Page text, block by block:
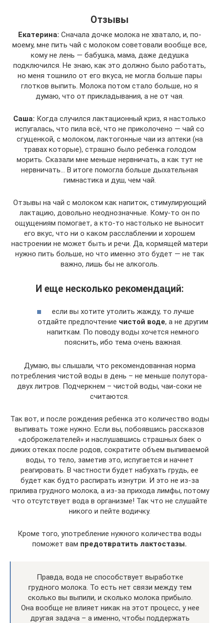
Отзывы
Екатерина: Сначала дочке молока не хватало, и, по-
моему, мне пить чай с молоком советовали вообще все,
кому не лень — бабушка, мама, даже дедушка
подключился. Не знаю, как это должно было работать,
но меня тошнило от его вкуса, не могла больше пары
глотков выпить. Молока потом стало больше, но я
думаю, что от прикладывания, а не от чая.
Саша: Когда случился лактационный криз, я настолько
испугалась, что пила всё, что не приколочено — чай со
сгущенкой, с молоком, лактогонные чаи из аптеки (на
травах которые), страшно было ребенка голодом
морить. Сказали мне меньше нервничать, а как тут не
нервничать… В итоге помогла больше дыхательная
гимнастика и душ, чем чай.
Отзывы на чай с молоком как напиток, стимулирующий
лактацию, довольно неоднозначные. Кому-то он по
ощущениям помогает, а кто-то настолько не выносит
его вкус, что ни о каком расслаблении и хорошем
настроении не может быть и речи. Да, кормящей матери
нужно пить больше, но что именно это будет — не так
важно, лишь бы не алкоголь.
И еще несколько рекомендаций:
если вы хотите утолить жажду, то лучше
отдайте предпочтение чистой воде, а не другим
напиткам. По поводу воды хочется немного
пояснить, ибо тема очень важная.
Думаю, вы слышали, что рекомендованная норма
потребления чистой воды в день – не меньше полутора-
двух литров. Подчеркнем – чистой воды, чаи-соки не
считаются.
Так вот, и после рождения ребенка это количество воды
выпивать тоже нужно. Если вы, побоявшись рассказов
«доброжелателей» и наслушавшись страшных баек о
диких отеках после родов, сократите объем выпиваемой
воды, то тело, заметив это, испугается и начнет
реагировать. В частности будет набухать грудь, ее
будет как будто распирать изнутри. И это не из-за
прилива грудного молока, а из-за прихода лимфы, потому
что отсутствует вода в организме! Так что не слушайте
никого и пейте водичку.
Кроме того, употребление нужного количества воды
поможет вам предотвратить лактостазы.
Правда, вода не способствует выработке
грудного молока. То есть нет связи между тем
сколько вы выпили, и сколько молока прибыло.
Она вообще не влияет никак на этот процесс, у нее
другая задача – а именно, чтобы поддержать